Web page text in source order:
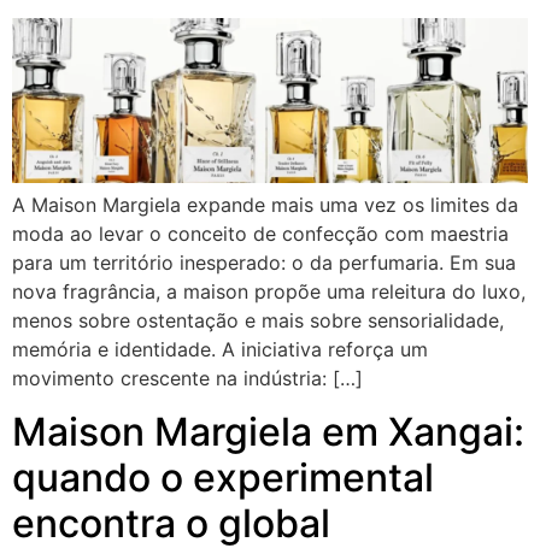
A Maison Margiela expande mais uma vez os limites da
moda ao levar o conceito de confecção com maestria
para um território inesperado: o da perfumaria. Em sua
nova fragrância, a maison propõe uma releitura do luxo,
menos sobre ostentação e mais sobre sensorialidade,
memória e identidade. A iniciativa reforça um
movimento crescente na indústria: […]
Maison Margiela em Xangai:
quando o experimental
encontra o global